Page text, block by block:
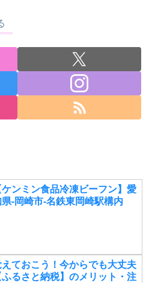
ケンミン食品冷凍ビーフン】愛
県-岡崎市-名鉄東岡崎駅構内
えておこう！今からでも大丈夫
ふるさと納税】のメリット・注